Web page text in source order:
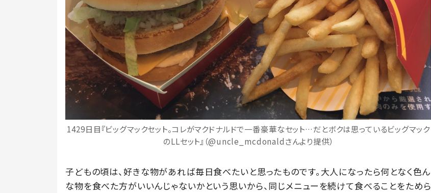
1429日目『ビッグマックセット。コレがマクドナルドで一番豪華なセット…だとボクは思っているビッグマック
のLLセット』（@uncle_mcdonaldさんより提供）
子どもの頃は、好きな物があれば毎日食べたいと思ったものです。大人になったら何となく色ん
な物を食べた方がいいんじゃないかという思いから、同じメニューを続けて食べることをためら